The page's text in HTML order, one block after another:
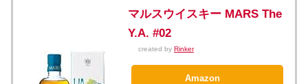
マルスウイスキー MARS The
Y.A. #02
created by Rinker
Amazon